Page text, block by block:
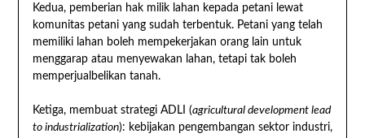
Kedua, pemberian hak milik lahan kepada petani lewat
komunitas petani yang sudah terbentuk. Petani yang telah
memiliki lahan boleh mempekerjakan orang lain untuk
menggarap atau menyewakan lahan, tetapi tak boleh
memperjualbelikan tanah.
Ketiga, membuat strategi ADLI (agricultural development lead
to industrialization): kebijakan pengembangan sektor industri,